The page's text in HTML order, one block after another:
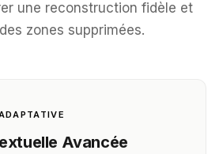
une reconstruction fidèle et
zones supprimées.
Avancée